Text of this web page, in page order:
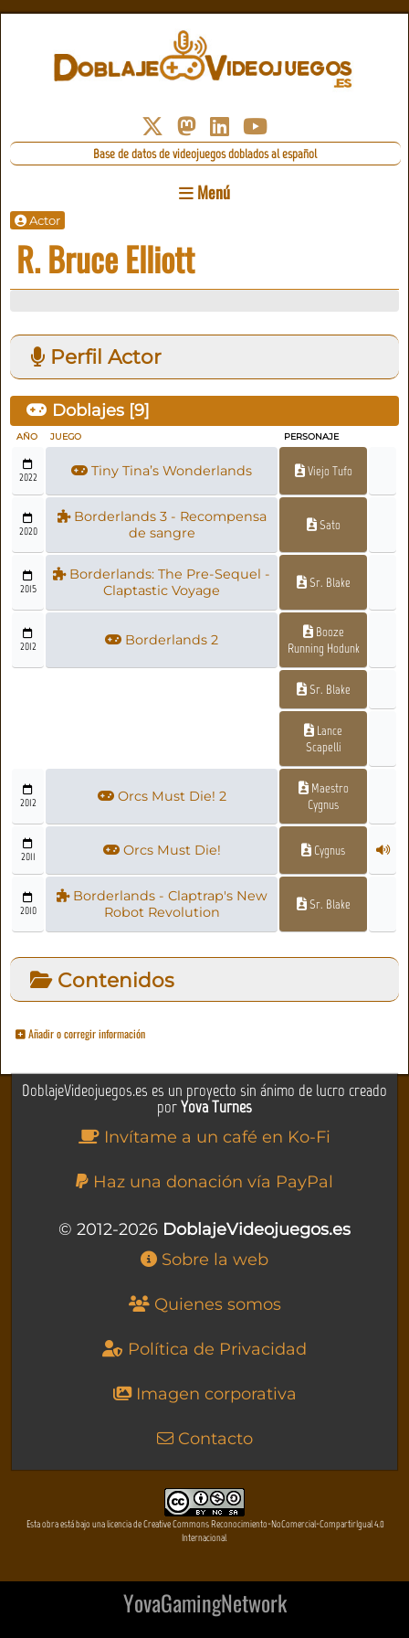
Base de datos de videojuegos doblados al español
Menú
Actor
R. Bruce Elliott
Perfil Actor
Doblajes [9]
AÑO JUEGO PERSONAJE
2022 Tiny Tina’s Wonderlands Viejo Tufo
2020
Borderlands 3 - Recompensa
de sangre
Sato
2015
Borderlands: The Pre-Sequel -
Claptastic Voyage
Sr. Blake
2012 Borderlands 2
Booze
Running Hodunk
Sr. Blake
Lance
Scapelli
2012 Orcs Must Die! 2
Maestro
Cygnus
2011 Orcs Must Die! Cygnus
2010
Borderlands - Claptrap's New
Robot Revolution
Sr. Blake
Contenidos
Añadir o corregir información
DoblajeVideojuegos.es es un proyecto sin ánimo de lucro creado
porYova Turnes
Invítame a un café en Ko-Fi
Haz una donación vía PayPal
© 2012-2026 DoblajeVideojuegos.es
Sobre la web
Quienes somos
Política de Privacidad
Imagen corporativa
Contacto
Esta obra está bajo una licencia de Creative Commons Reconocimiento-NoComercial-CompartirIgual 4.0
Internacional
YovaGamingNetwork